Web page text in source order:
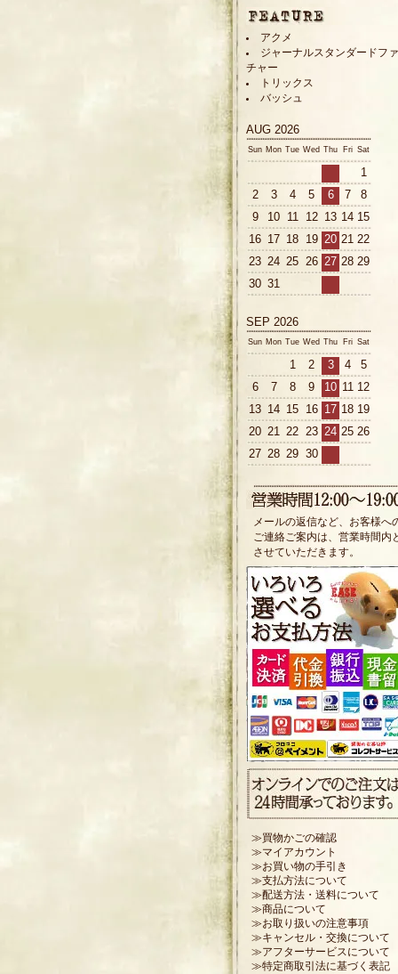
アクメ
ジャーナルスタンダードフ
チャー
トリックス
バッシュ
AUG 2026
Sun Mon Tue Wed Thu Fri Sat
1
2
3 4 5 6 7
8
9
10 11 12 13 14 15
16 17 18 19 20 21 22
23 24 25 26 27 28 29
30 31
SEP 2026
Sun Mon Tue Wed Thu Fri Sat
1 2 3 4
5
6
7 8 9 10 11 12
13 14 15 16 17 18 19
20 21 22 23 24 25 26
27 28 29 30
メールの返信など、お客様へ
ご連絡ご案内は、営業時間内
させていただきます。
≫買物かごの確認
≫マイアカウント
≫お買い物の手引き
≫支払方法について
≫配送方法・送料について
≫商品について
≫お取り扱いの注意事項
≫キャンセル・交換について
≫アフターサービスについて
≫特定商取引法に基づく表記